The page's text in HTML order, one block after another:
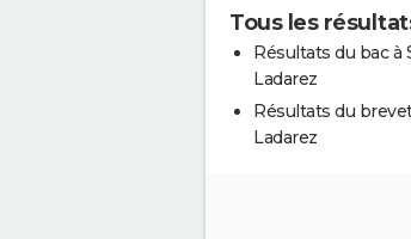
Tous les
Résultats du bac à
Ladarez
Résultats du
Ladarez